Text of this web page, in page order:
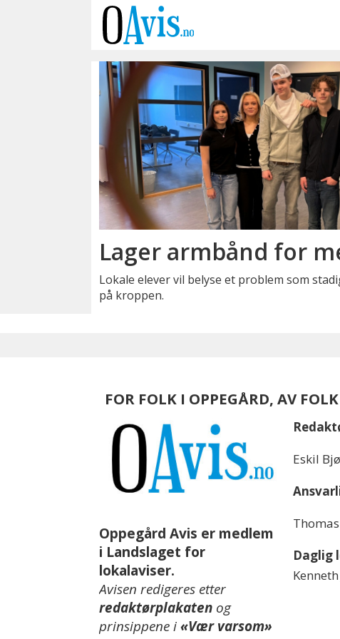
wristed
Lager armbånd for
Lokale elever vil belyse et problem som
på kroppen.
FOR FOLK I OPPEGÅRD, AV
Oppegård Avis er medlem
i Landslaget for
lokalaviser.
Avisen redigeres etter
redaktørplakaten og
prinsippene i«Vær varsom»
Eskil
Daglig